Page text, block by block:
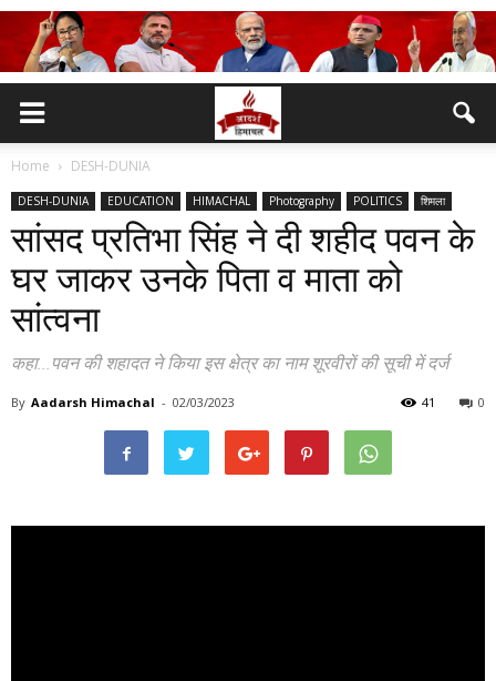
Home DESH-DUNIA
DESH-DUNIA EDUCATION HIMACHAL Photography POLITICS शिमला
सांसद प्रतिभा सिंह ने दी शहीद पवन के
घर जाकर उनके पिता व माता को
सांत्वना
कहा...पवन की शहादत ने किया इस क्षेत्र का नाम शूरवीरों की सूची में दर्ज
By Aadarsh Himachal - 02/03/2023 0
41